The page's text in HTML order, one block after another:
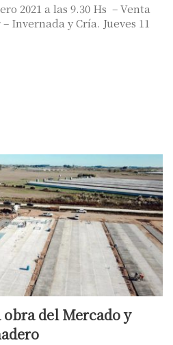
2021 a las 9.30 Hs – Venta
Invernada y Cría. Jueves 11
obra del Mercado y